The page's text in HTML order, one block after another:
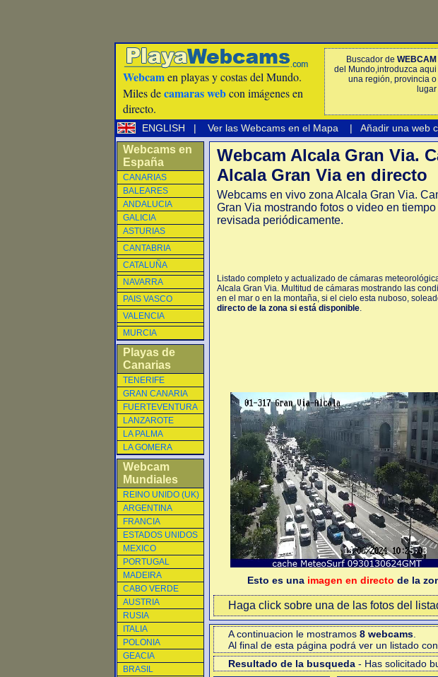
Webcamen playas y costas del Mundo.
Miles decamaras webcon imágenes en
directo.
Buscador de WEBCAM
del Mundo,introduzca aqui
una región, provincia o
lugar
ENGLISH | Ver las Webcams en el Mapa | Añadir una web
Webcams en
España
CANARIAS
BALEARES
ANDALUCIA
GALICIA
ASTURIAS
CANTABRIA
CATALUÑA
NAVARRA
PAIS VASCO
VALENCIA
MURCIA
Playas de
Canarias
TENERIFE
GRAN CANARIA
FUERTEVENTURA
LANZAROTE
LA PALMA
LA GOMERA
Webcam
Mundiales
REINO UNIDO (UK)
ARGENTINA
FRANCIA
ESTADOS UNIDOS
MEXICO
PORTUGAL
MADEIRA
CABO VERDE
AUSTRIA
RUSIA
ITALIA
POLONIA
GEACIA
BRASIL
Webcam Alcala Gran Via.
Alcala Gran Via en directo
Webcams en vivo zona Alcala Gran Via.
Gran Via mostrando fotos o video en
revisada periódicamente.
Listado completo y actualizado de cámaras
Alcala Gran Via. Multitud de cámaras mostrando las
en el mar o en la montaña, si el cielo esta nuboso,
directo de la zona si está disponible.
Esto es una imagen en directo de la
Haga click sobre una de las fotos del
A continuacion le mostramos 8 webcams
Al final de esta página podrá ver un listado
Resultado de la busqueda - Has solicitado